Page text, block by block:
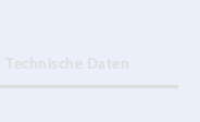
werden.
Technische Daten